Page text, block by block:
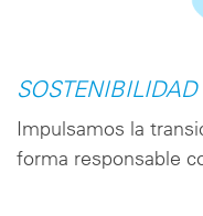
SOSTENIBILIDAD
Impulsamos la
forma responsable